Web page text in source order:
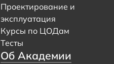
Проектирование и
эксплуатация
Курсы по ЦОДам
Тесты
Об Академии